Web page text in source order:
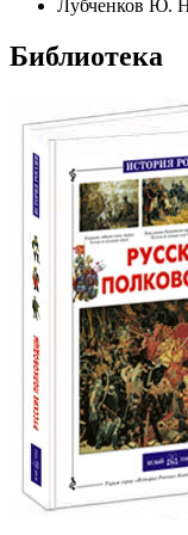
Лубченков Ю.
Библиотека